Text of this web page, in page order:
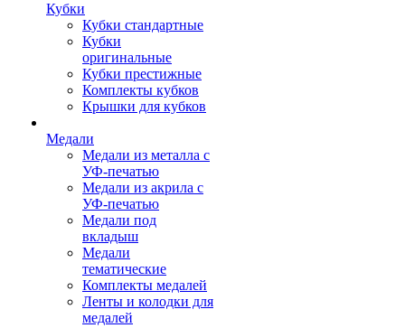
Кубки
Кубки стандартные
Кубки
оригинальные
Кубки престижные
Комплекты кубков
Крышки для кубков
Медали
Медали из металла с
УФ-печатью
Медали из акрила с
УФ-печатью
Медали под
вкладыш
Медали
тематические
Комплекты медалей
Ленты и колодки для
медалей